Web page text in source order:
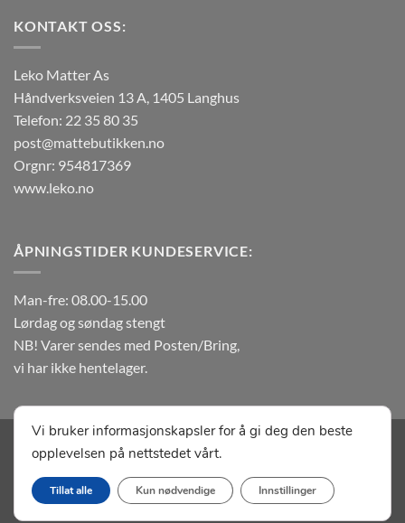
KONTAKT OSS:
Leko Matter As
Håndverksveien 13 A, 1405 Langhus
Telefon: 22 35 80 35
post@mattebutikken.no
Orgnr: 954817369
www.leko.no
ÅPNINGSTIDER KUNDESERVICE:
Man-fre: 08.00-15.00
Lørdag og søndag stengt
NB! Varer sendes med Posten/Bring,
vi har ikke hentelager.
Visa MasterCardKlarna
OM MATTEBUTIKKEN.NO KONTAKT OSS SALGSBETINGELSER
Vi bruker informasjonskapsler for å gi deg den beste
opplevelsen på nettstedet vårt.
Tillat alle Kun nødvendige Innstillinger